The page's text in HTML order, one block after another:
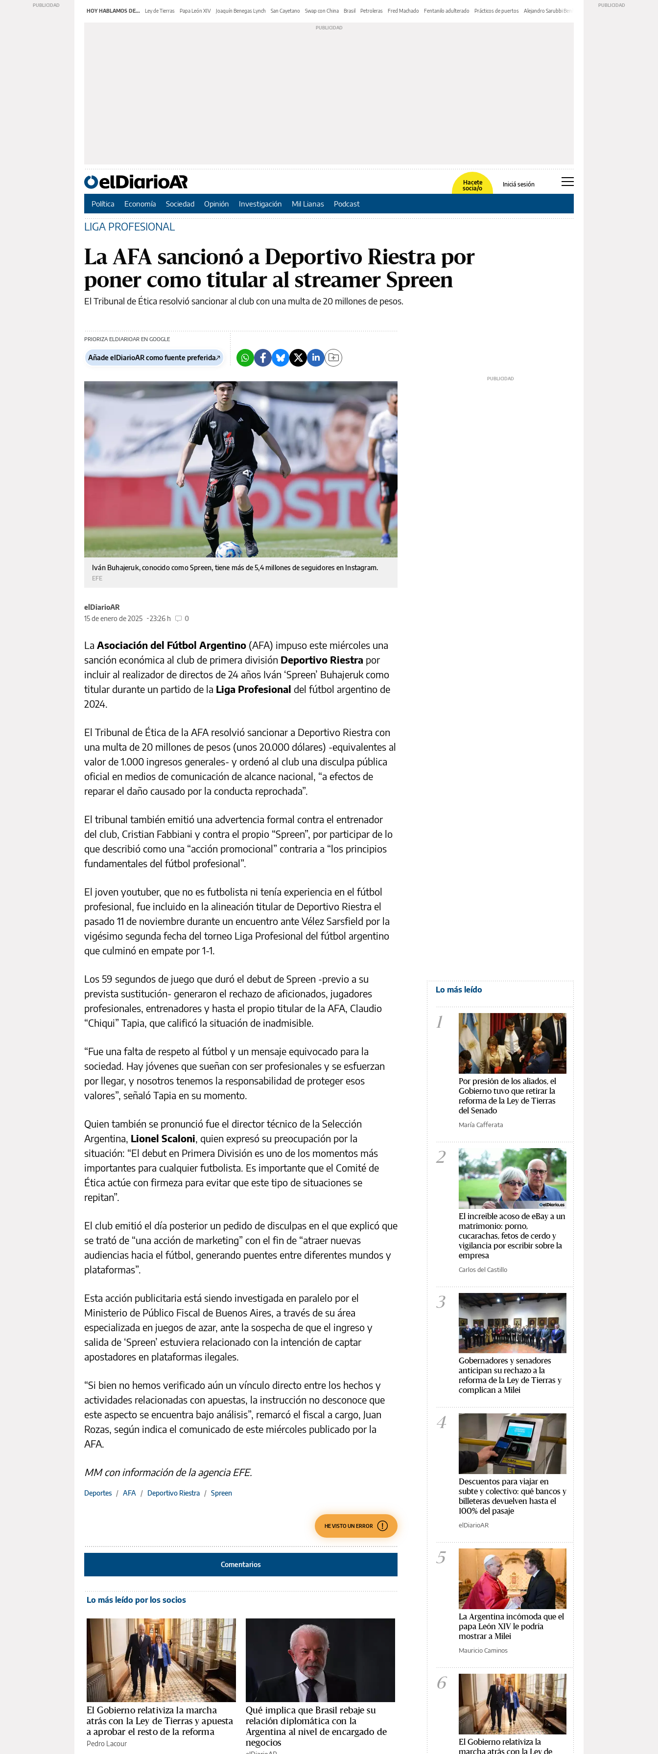
HOY HABLAMOS DE... Ley de Tierras Papa León XIV Joaquín Benegas Lynch San Cayetano Swap con China Brasil Petroleras Fred Machado Fentanilo adulterado Prácticos de puertos Alejandro Sarubbi Benítez
Hacete
socia/o
Iniciá sesión
Política Economía Sociedad Opinión Investigación Mil Lianas Podcast
LIGA PROFESIONAL
La AFA sancionó a Deportivo Riestra por
poner como titular al streamer Spreen
El Tribunal de Ética resolvió sancionar al club con una multa de 20 millones de pesos.
PRIORIZA ELDIARIOAR EN GOOGLE
Añade elDiarioAR como fuente preferida
Iván Buhajeruk, conocido como Spreen, tiene más de 5,4 millones de seguidores en Instagram.
EFE
elDiarioAR
15 de enero de 2025
23:26 h 0
La Asociación del Fútbol Argentino (AFA) impuso este miércoles una
sanción económica al club de primera división Deportivo Riestra por
incluir al realizador de directos de 24 años Iván ‘Spreen’ Buhajeruk como
titular durante un partido de la Liga Profesional del fútbol argentino de
2024.
El Tribunal de Ética de la AFA resolvió sancionar a Deportivo Riestra con
una multa de 20 millones de pesos (unos 20.000 dólares) -equivalentes al
valor de 1.000 ingresos generales- y ordenó al club una disculpa pública
oficial en medios de comunicación de alcance nacional, “a efectos de
reparar el daño causado por la conducta reprochada”.
El tribunal también emitió una advertencia formal contra el entrenador
del club, Cristian Fabbiani y contra el propio “Spreen”, por participar de lo
que describió como una “acción promocional” contraria a “los principios
fundamentales del fútbol profesional”.
El joven youtuber, que no es futbolista ni tenía experiencia en el fútbol
profesional, fue incluido en la alineación titular de Deportivo Riestra el
pasado 11 de noviembre durante un encuentro ante Vélez Sarsfield por la
vigésimo segunda fecha del torneo Liga Profesional del fútbol argentino
que culminó en empate por 1-1.
Los 59 segundos de juego que duró el debut de Spreen -previo a su
prevista sustitución- generaron el rechazo de aficionados, jugadores
profesionales, entrenadores y hasta el propio titular de la AFA, Claudio
“Chiqui” Tapia, que calificó la situación de inadmisible.
“Fue una falta de respeto al fútbol y un mensaje equivocado para la
sociedad. Hay jóvenes que sueñan con ser profesionales y se esfuerzan
por llegar, y nosotros tenemos la responsabilidad de proteger esos
valores”, señaló Tapia en su momento.
Quien también se pronunció fue el director técnico de la Selección
Argentina, Lionel Scaloni, quien expresó su preocupación por la
situación: “El debut en Primera División es uno de los momentos más
importantes para cualquier futbolista. Es importante que el Comité de
Ética actúe con firmeza para evitar que este tipo de situaciones se
repitan”.
El club emitió el día posterior un pedido de disculpas en el que explicó que
se trató de “una acción de marketing” con el fin de “atraer nuevas
audiencias hacia el fútbol, generando puentes entre diferentes mundos y
plataformas”.
Esta acción publicitaria está siendo investigada en paralelo por el
Ministerio de Público Fiscal de Buenos Aires, a través de su área
especializada en juegos de azar, ante la sospecha de que el ingreso y
salida de ‘Spreen’ estuviera relacionado con la intención de captar
apostadores en plataformas ilegales.
“Si bien no hemos verificado aún un vínculo directo entre los hechos y
actividades relacionadas con apuestas, la instrucción no desconoce que
este aspecto se encuentra bajo análisis”, remarcó el fiscal a cargo, Juan
Rozas, según indica el comunicado de este miércoles publicado por la
AFA.
MM con información de la agencia EFE.
Deportes / AFA / Deportivo Riestra / Spreen
HE VISTO UN ERROR
Comentarios
Lo más leído por los socios
El Gobierno relativiza la marcha
atrás con la Ley de Tierras y apuesta
a aprobar el resto de la reforma
Pedro Lacour
Qué implica que Brasil rebaje su
relación diplomática con la
Argentina al nivel de encargado de
negocios
Lo más leído
1
Por presión de los aliados, el
Gobierno tuvo que retirar la
reforma de la Ley de Tierras
del Senado
María Cafferata
2
El increíble acoso de eBay a un
matrimonio: porno,
cucarachas, fetos de cerdo y
vigilancia por escribir sobre la
empresa
Carlos del Castillo
3
Gobernadores y senadores
anticipan su rechazo a la
reforma de la Ley de Tierras y
complican a Milei
4
Descuentos para viajar en
subte y colectivo: qué bancos y
billeteras devuelven hasta el
100% del pasaje
elDiarioAR
5
La Argentina incómoda que el
papa León XIV le podría
mostrar a Milei
Mauricio Caminos
6
El Gobierno relativiza la
marcha atrás con la Ley de